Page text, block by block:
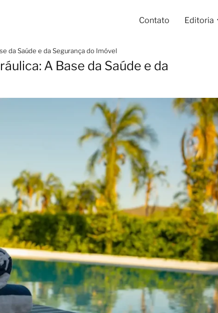
Contato Editoria
da Saúde e da Segurança do Imóvel
A Base da Saúde e da